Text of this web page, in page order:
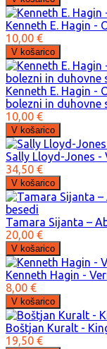
Kenneth E. Hagin -
10,00 €
Kenneth E. Hagin -
bolezni in duhovne
10,00 €
Sally Lloyd-Jones -
34,50 €
Tamara Sijanta –
20,00 €
Kenneth Hagin -
8,00 €
Boštjan Kuralt -
19,50 €